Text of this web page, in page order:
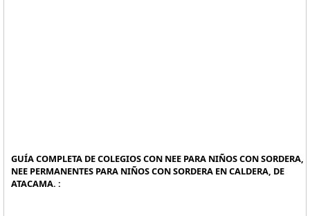
GUÍA COMPLETA DE COLEGIOS CON NEE PARA NIÑOS CON SORDERA,
NEE PERMANENTES PARA NIÑOS CON SORDERA EN CALDERA, DE
ATACAMA. :